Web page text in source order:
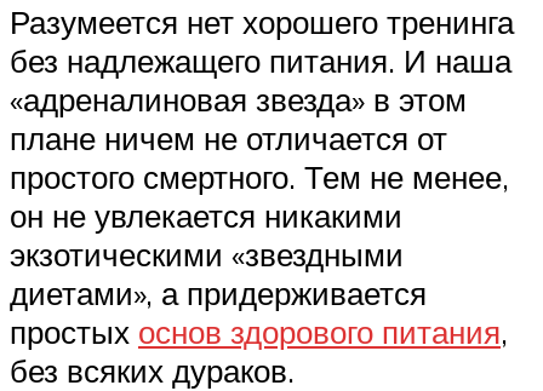
Разумеется нет хорошего тренинга
без надлежащего питания. И наша
«адреналиновая звезда» в этом
плане ничем не отличается от
простого смертного. Тем не менее,
он не увлекается никакими
экзотическими «звездными
диетами», а придерживается
простых основ здорового питания,
без всяких дураков.